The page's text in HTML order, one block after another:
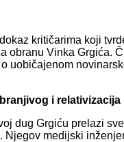
kritičarima koji
obranu Vinka Grgića.
uobičajenom
i relativizacija
dug Grgiću prelazi
medijski